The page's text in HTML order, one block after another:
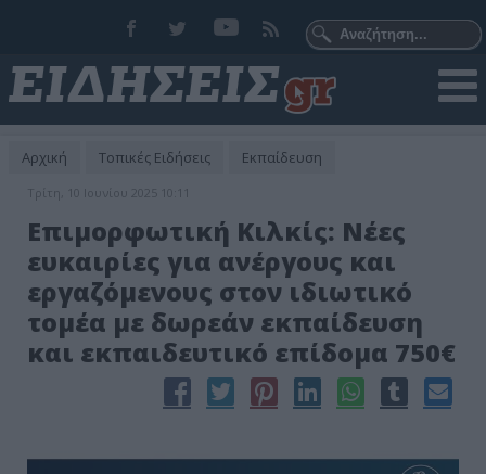
Αρχική Τοπικές Ειδήσεις Εκπαίδευση
Τρίτη, 10 Ιουνίου 2025 10:11
Επιμορφωτική Κιλκίς: Νέες
ευκαιρίες για ανέργους και
εργαζόμενους στον ιδιωτικό
τομέα με δωρεάν εκπαίδευση
και εκπαιδευτικό επίδομα 750€